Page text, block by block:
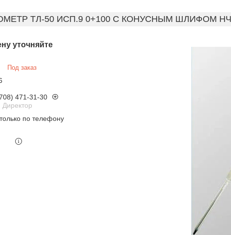
ТЛ-50 ИСП.9 0+100 С КОНУСНЫМ ШЛИФОМ НЧ:
уточняйте
Под заказ
471-31-30
Директор
по телефону